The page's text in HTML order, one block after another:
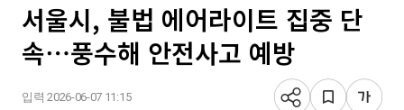
서울시, 불법 에어라이트 집중 단
속⋯풍수해 안전사고 예방
입력 2026-06-07 11:15